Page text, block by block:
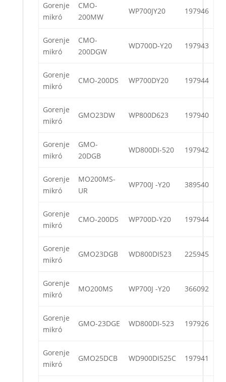
Gorenje
mikró
CMO-
200MW
WP700JY20 197946
Gorenje
mikró
CMO-
200DGW
WD700D-Y20 197943
Gorenje
mikró
CMO-200DS WP700DY20 197944
Gorenje
mikró
GMO23DW WP800D623 197940
Gorenje
mikró
GMO-
20DGB
WD800DI-520 197942
Gorenje
mikró
MO200MS-
UR
WP700J -Y20 389540
Gorenje
mikró
CMO-200DS WP700D-Y20 197944
Gorenje
mikró
GMO23DGB WD800DI523 225945
Gorenje
mikró
MO200MS WP700J -Y20 366092
Gorenje
mikró
GMO-23DGE WD800DI-523 197926
Gorenje
mikró
GMO25DCB WD900DI525C 197941